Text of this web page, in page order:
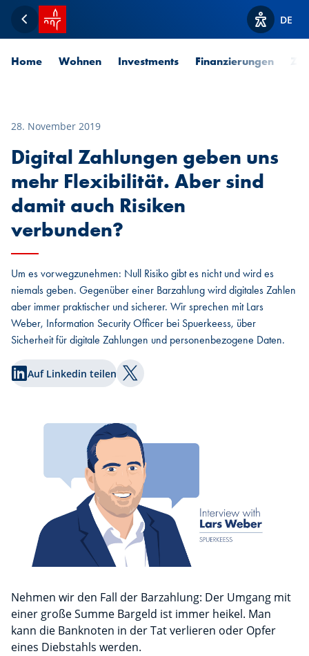
Zurück
Startseite SPUERKEESS
Optionen
DE
Home Wohnen Investments Finanzierungen
28. November 2019
Digital Zahlungen geben uns
mehr Flexibilität. Aber sind
damit auch Risiken
verbunden?
Um es vorwegzunehmen: Null Risiko gibt es nicht und wird es
niemals geben. Gegenüber einer Barzahlung wird digitales Zahlen
aber immer praktischer und sicherer. Wir sprechen mit Lars
Weber, Information Security Officer bei Spuerkeess, über
Sicherheit für digitale Zahlungen und personenbezogene Daten.
Auf Linkedin teilen Auf Twitter teilen
Nehmen wir den Fall der Barzahlung: Der Umgang mit
einer große Summe Bargeld ist immer heikel. Man
kann die Banknoten in der Tat verlieren oder Opfer
eines Diebstahls werden.